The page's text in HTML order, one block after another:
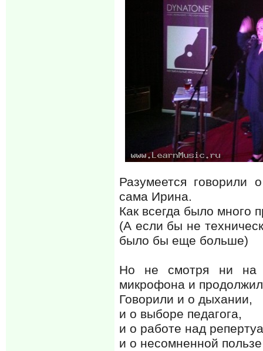
Разумеется говорили
сама Ирина.
Как всегда было много
(А если бы не
было бы еще больше)
Но не смотря ни на
микрофона и
Говорили и о дыхании,
и о выборе педагога,
и о работе над
и о несомненной